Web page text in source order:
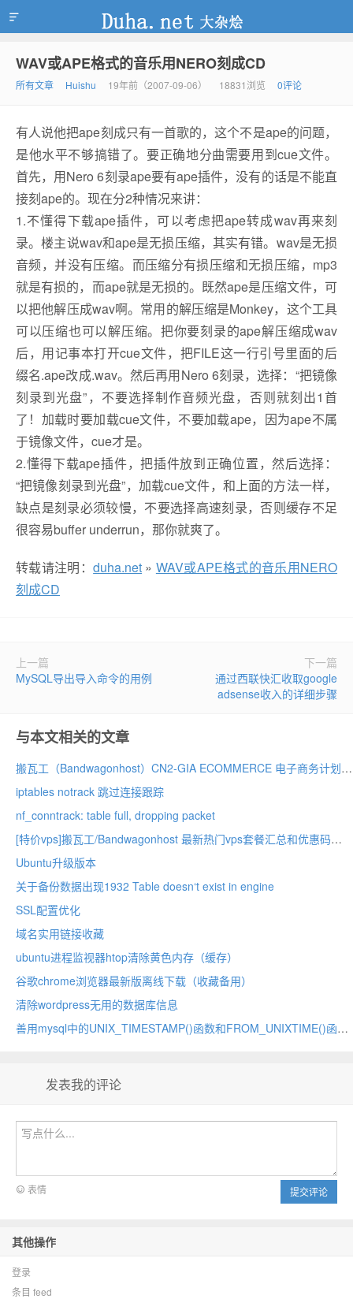
duha.net
WAV或APE格式的音乐用NERO刻成CD
所有文章 Huishu 19年前（2007-09-06） 18831浏览 0评论
有人说他把ape刻成只有一首歌的，这个不是ape的问题，
是他水平不够搞错了。要正确地分曲需要用到cue文件。
首先，用Nero 6刻录ape要有ape插件，没有的话是不能直
接刻ape的。现在分2种情况来讲：
1.不懂得下载ape插件，可以考虑把ape转成wav再来刻
录。楼主说wav和ape是无损压缩，其实有错。wav是无损
音频，并没有压缩。而压缩分有损压缩和无损压缩，mp3
就是有损的，而ape就是无损的。既然ape是压缩文件，可
以把他解压成wav啊。常用的解压缩是Monkey，这个工具
可以压缩也可以解压缩。把你要刻录的ape解压缩成wav
后，用记事本打开cue文件，把FILE这一行引号里面的后
缀名.ape改成.wav。然后再用Nero 6刻录，选择：“把镜像
刻录到光盘”，不要选择制作音频光盘，否则就刻出1首
了！加载时要加载cue文件，不要加载ape，因为ape不属
于镜像文件，cue才是。
2.懂得下载ape插件，把插件放到正确位置，然后选择：
“把镜像刻录到光盘”，加载cue文件，和上面的方法一样，
缺点是刻录必须较慢，不要选择高速刻录，否则缓存不足
很容易buffer underrun，那你就爽了。
转载请注明：duha.net » WAV或APE格式的音乐用NERO
刻成CD
上一篇
MySQL导出导入命令的用例
下一篇
通过西联快汇收取google
adsense收入的详细步骤
与本文相关的文章
搬瓦工（Bandwagonhost）CN2‑GIA ECOMMERCE 电子商务计划
iptables notrack 跳过连接跟踪
nf_conntrack: table full, dropping packet
[特价vps]搬瓦工/Bandwagonhost 最新热门vps套餐汇总和优惠码
Ubuntu升级版本
关于备份数据出现1932 Table doesn‘t exist in engine
SSL配置优化
域名实用链接收藏
ubuntu进程监视器htop清除黄色内存（缓存）
谷歌chrome浏览器最新版离线下载（收藏备用）
清除wordpress无用的数据库信息
善用mysql中的UNIX_TIMESTAMP()函数和FROM_UNIXTIME()函数
发表我的评论
提交评论
表情
其他操作
登录
条目 feed